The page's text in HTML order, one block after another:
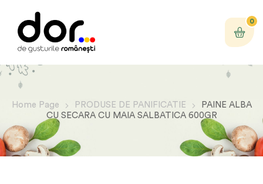
0
Home Page PRODUSE DE PANIFICATIE
PAINE ALBA
CU SECARA CU MAIA SALBATICA 600GR